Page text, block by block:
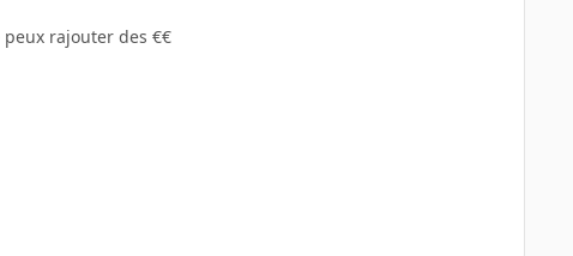
peux rajouter des €€